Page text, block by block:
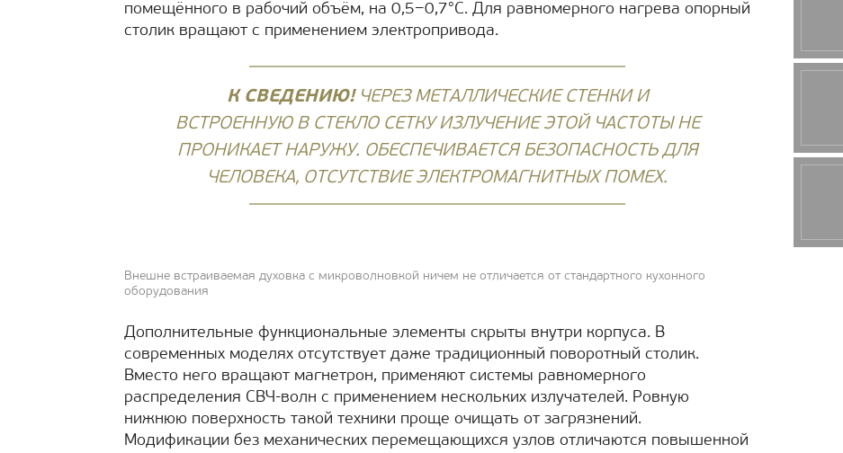
помещённого в рабочий объём, на 0,5−0,7°C. Для равномерного нагрева опорный
столик вращают с применением электропривода.
К СВЕДЕНИЮ!ЧЕРЕЗ МЕТАЛЛИЧЕСКИЕ СТЕНКИ И
ВСТРОЕННУЮ В СТЕКЛО СЕТКУ ИЗЛУЧЕНИЕ ЭТОЙ ЧАСТОТЫ НЕ
ПРОНИКАЕТ НАРУЖУ. ОБЕСПЕЧИВАЕТСЯ БЕЗОПАСНОСТЬ ДЛЯ
ЧЕЛОВЕКА, ОТСУТСТВИЕ ЭЛЕКТРОМАГНИТНЫХ ПОМЕХ.
Внешне встраиваемая духовка с микроволновкой ничем не отличается от стандартного кухонного
оборудования
Дополнительные функциональные элементы скрыты внутри корпуса. В
современных моделях отсутствует даже традиционный поворотный столик.
Вместо него вращают магнетрон, применяют системы равномерного
распределения СВЧ-волн с применением нескольких излучателей. Ровную
нижнюю поверхность такой техники проще очищать от загрязнений.
Модификации без механических перемещающихся узлов отличаются повышенной